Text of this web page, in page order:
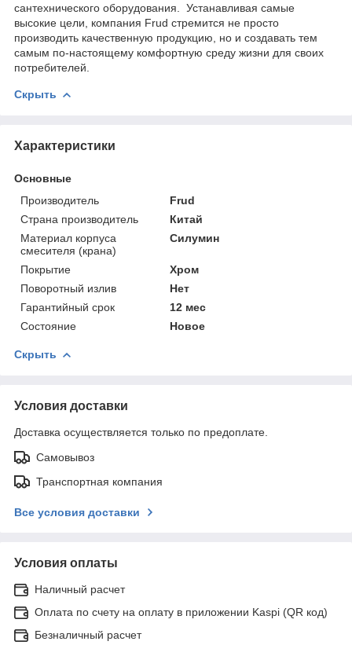
сантехнического оборудования. Устанавливая самые
высокие цели, компания Frud стремится не просто
производить качественную продукцию, но и создавать тем
самым по-настоящему комфортную среду жизни для своих
потребителей.
Скрыть
Характеристики
Основные
Производитель
Frud
Страна производитель
Китай
Материал корпуса
смесителя (крана)
Силумин
Покрытие
Хром
Поворотный излив
Нет
Гарантийный срок
12 мес
Состояние
Новое
Скрыть
Условия доставки
Доставка осуществляется только по предоплате.
Самовывоз
Транспортная компания
Все условия доставки
Условия оплаты
Наличный расчет
Оплата по счету на оплату в приложении Kaspi (QR код)
Безналичный расчет